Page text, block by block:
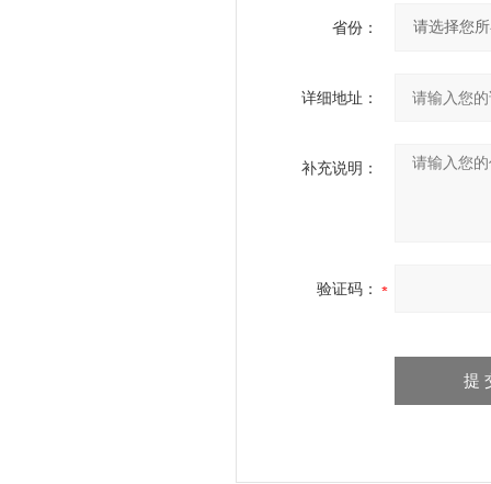
省份：
详细地址：
补充说明：
验证码：